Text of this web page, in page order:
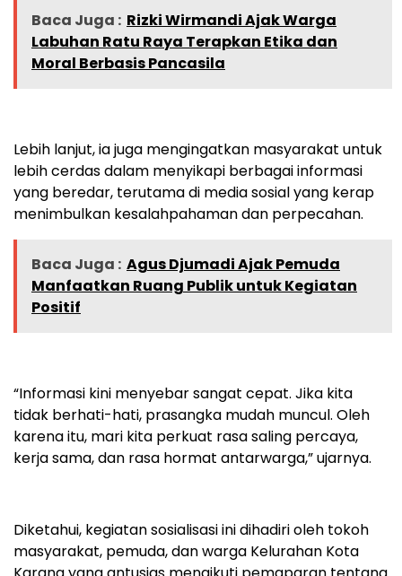
Baca Juga : Rizki Wirmandi Ajak Warga
Labuhan Ratu Raya Terapkan Etika dan
Moral Berbasis Pancasila
Lebih lanjut, ia juga mengingatkan masyarakat untuk
lebih cerdas dalam menyikapi berbagai informasi
yang beredar, terutama di media sosial yang kerap
menimbulkan kesalahpahaman dan perpecahan.
Baca Juga : Agus Djumadi Ajak Pemuda
Manfaatkan Ruang Publik untuk Kegiatan
Positif
“Informasi kini menyebar sangat cepat. Jika kita
tidak berhati-hati, prasangka mudah muncul. Oleh
karena itu, mari kita perkuat rasa saling percaya,
kerja sama, dan rasa hormat antarwarga,” ujarnya.
Diketahui, kegiatan sosialisasi ini dihadiri oleh tokoh
masyarakat, pemuda, dan warga Kelurahan Kota